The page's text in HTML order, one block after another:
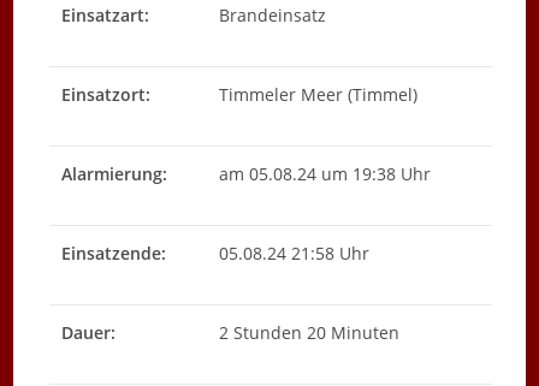
Einsatzart: Brandeinsatz
Einsatzort: Timmeler Meer (Timmel)
Alarmierung: am 05.08.24 um 19:38 Uhr
Einsatzende: 05.08.24 21:58 Uhr
Dauer: 2 Stunden 20 Minuten